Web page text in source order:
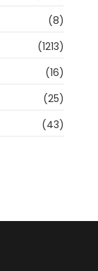
(8)
(1213)
(16)
(25)
(43)